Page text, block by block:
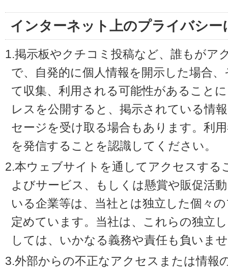
インターネット上のプライバシー
1.掲示板やクチコミ投稿など、誰もがア
で、自発的に個人情報を開示した場合
て収集、利用される可能性があること
レスを公開すると、掲示されている情
セージを受け取る場合もあります。利
を発信することを認識してください。
2.本ウェブサイトを通してアクセスする
よびサービス、もしくは懸賞や販促活
いる企業等は、当社とは独立した個々
定めています。当社は、これらの独立
しては、いかなる義務や責任も負いま
3.外部からの不正なアクセスまたは情報